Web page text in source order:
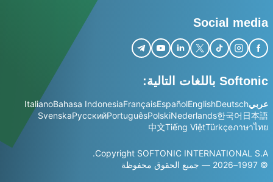
Social media
Softonic باللغات التالية:
عربيDeutsch
English
Español
Français
Bahasa Indonesia
Italiano
日本語
한국어
Nederlands
Polski
Português
Русский
Svenska
ภาษาไทย
Türkçe
Tiếng Việt
中文
Copyright SOFTONIC INTERNATIONAL S.A.
© 1997–2026 — جميع الحقوق محفوظة